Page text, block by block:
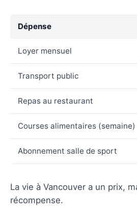
Dépense
Loyer mensuel
Transport public
Repas au restaurant
Courses alimentaires (semaine)
Abonnement salle de sport
La vie à Vancouver a un prix,
récompense.